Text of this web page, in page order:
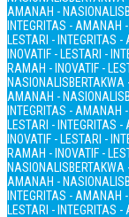
AMANAH - NASIONALIS
INTEGRITAS - AMANAH
LESTARI - INTEGRITAS
INOVATIF - LESTARI -
RAMAH - INOVATIF -
NASIONALIS
AMANAH - NASIONALIS
INTEGRITAS - AMANAH
LESTARI - INTEGRITAS
INOVATIF - LESTARI -
RAMAH - INOVATIF -
NASIONALIS
AMANAH - NASIONALIS
INTEGRITAS - AMANAH
LESTARI - INTEGRITAS